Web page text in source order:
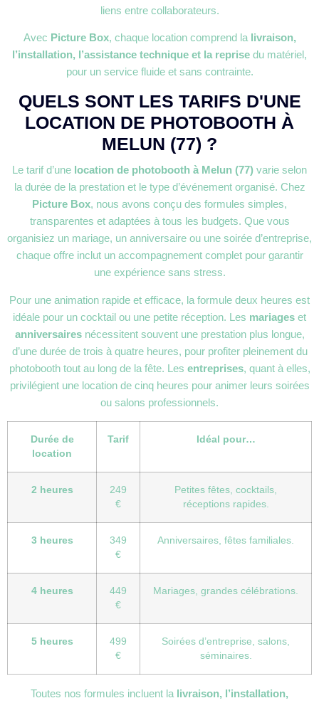
liens entre collaborateurs.
Avec Picture Box, chaque location comprend la livraison,
l’installation, l’assistance technique et la reprise du matériel,
pour un service fluide et sans contrainte.
QUELS SONT LES TARIFS D'UNE
LOCATION DE PHOTOBOOTH À
MELUN (77) ?
Le tarif d’une location de photobooth à Melun (77) varie selon
la durée de la prestation et le type d’événement organisé. Chez
Picture Box, nous avons conçu des formules simples,
transparentes et adaptées à tous les budgets. Que vous
organisiez un mariage, un anniversaire ou une soirée d’entreprise,
chaque offre inclut un accompagnement complet pour garantir
une expérience sans stress.
Pour une animation rapide et efficace, la formule deux heures est
idéale pour un cocktail ou une petite réception. Les mariages et
anniversairesnécessitent souvent une prestation plus longue,
d’une durée de trois à quatre heures, pour profiter pleinement du
photobooth tout au long de la fête. Les entreprises, quant à elles,
privilégient une location de cinq heures pour animer leurs soirées
ou salons professionnels.
Durée de
location
Tarif Idéal pour…
2 heures
249
€
Petites fêtes, cocktails,
réceptions rapides.
3 heures
349
€
Anniversaires, fêtes familiales.
4 heures
449
€
Mariages, grandes célébrations.
5 heures
499
€
Soirées d’entreprise, salons,
séminaires.
Toutes nos formules incluent la livraison, l’installation,